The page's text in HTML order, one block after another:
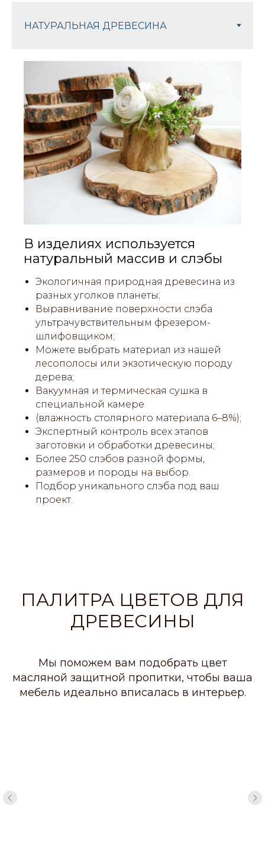
В изделиях используется
натуральный массив и слэбы
Экологичная природная древесина из
разных уголков планеты;
Выравнивание поверхности слэба
ультрачувствительным фрезером-
шлифовщиком;
Можете выбрать материал из нашей
лесополосы или экзотическую породу
дерева;
Вакуумная и термическая сушка в
специальной камере
(влажность столярного материала 6–8%);
Экспертный контроль всех этапов
заготовки и обработки древесины;
Более 250 слэбов разной формы,
размеров и породы на выбор.
Подбор уникального слэба под ваш
проект.
ПАЛИТРА ЦВЕТОВ ДЛЯ
ДРЕВЕСИНЫ
Мы поможем вам подобрать цвет
масляной защитной пропитки, чтобы ваша
мебель идеально вписалась в интерьер.